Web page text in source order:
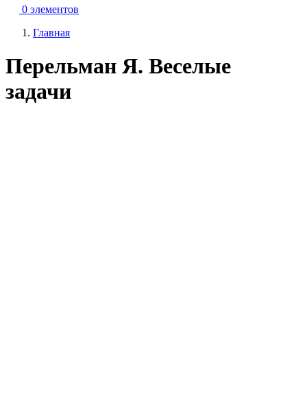
0 элементов
Главная
Перельман Я. Веселые
задачи